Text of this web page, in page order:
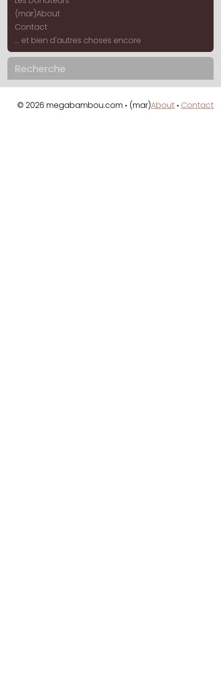
(mar)About
Contact
... et bien d'autres choses encore
Recherche
© 2026 megabambou.com • (mar)About • Contact